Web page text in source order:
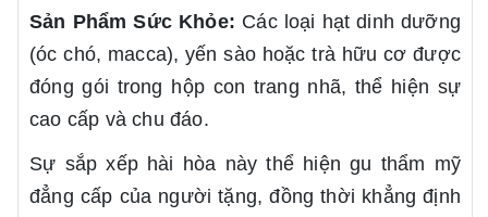
Sản Phẩm Sức Khỏe: Các loại hạt dinh dưỡng
(óc chó, macca), yến sào hoặc trà hữu cơ được
đóng gói trong hộp con trang nhã, thể hiện sự
cao cấp và chu đáo.
Sự sắp xếp hài hòa này thể hiện gu thẩm mỹ
đẳng cấp của người tặng, đồng thời khẳng định